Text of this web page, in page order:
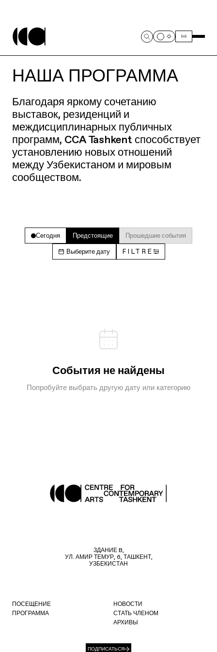
НАША ПРОГРАММА
Благодаря яркому сочетанию
выставок, резиденций и
междисциплинарных публичных
программ, CCA Tashkent способствует
установлению новых отношений
между Узбекистаном и мировым
сообществом.
Сегодня Предстоящие Прошедшие события
Выберите дату FILTRE
События не найдены
Попробуйте выбрать другую дату или категорию
ЗДАНИЕ B,
УЛ. АМИР ТЕМУР, 6, ТАШКЕНТ,
УЗБЕКИСТАН
ПОСЕЩЕНИЕ
ПРОГРАММА
НОВОСТИ
СТАТЬ ЧЛЕНОМ
АРХИВЫ
ПОДПИСАТЬСЯ